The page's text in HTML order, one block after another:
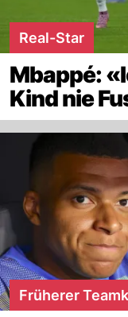
Real-Star
Mbappé:
Kind nie
Früherer